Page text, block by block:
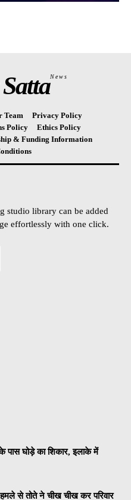
News
Team
Privacy Policy
Policy
Ethics Policy
& Funding Information
studio library can be added
effortlessly with one click.
पास घोड़े का शिकार, इलाके में
हमले से तोते ने चीख चीख कर परिवार